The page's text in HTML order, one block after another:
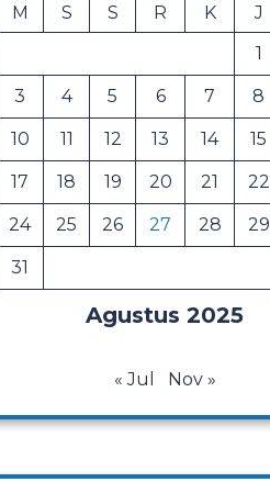
Agustus 2025
M S S R K J
1
3 4 5 6 7 8
10 11 12 13 14 15
17 18 19 20 21 22
24 25 26 27 28 29
31
« Jul Nov »